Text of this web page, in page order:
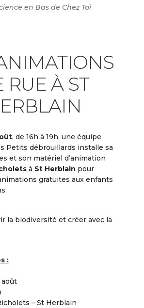
en Bas de Chez Toi
RUE À ST
, de 16h à 19h, une équipe
Petits débrouillards installe sa
et son matériel d’animation
à St Herblain pour
gratuites aux enfants
la biodiversité et créer avec la
:
août
– St Herblain